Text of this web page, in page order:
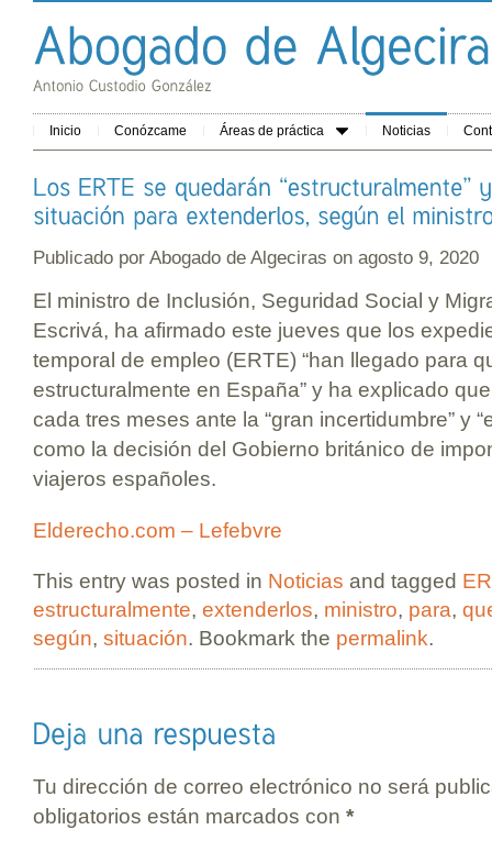
Inicio Conózcame Áreas de práctica Noticias
Publicado por Abogado de Algeciras on agosto 9,
El ministro de Inclusión, Seguridad Social y
Escrivá, ha afirmado este jueves que los
temporal de empleo (ERTE) “han llegado para
estructuralmente en España” y ha explicado
cada tres meses ante la “gran incertidumbre” y
como la decisión del Gobierno británico de
viajeros españoles.
Elderecho.com – Lefebvre
This entry was posted in Noticias and tagged
estructuralmente, extenderlos, ministro, para,
según, situación. Bookmark the permalink.
Tu dirección de correo electrónico no será
obligatorios están marcados con *